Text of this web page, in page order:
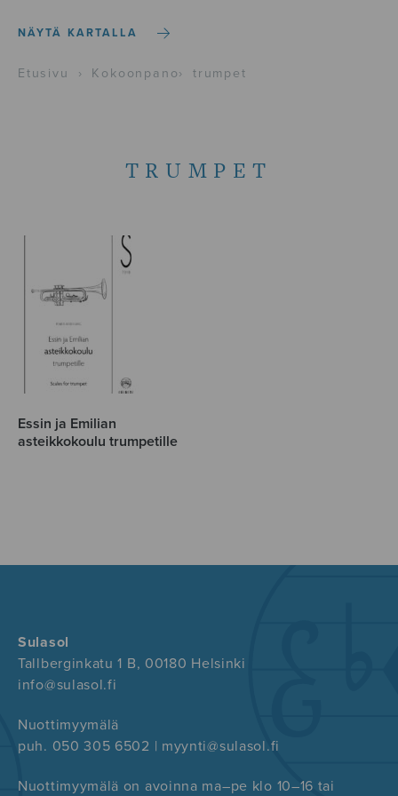
NÄYTÄ KARTALLA
Etusivu › Kokoonpano› trumpet
TRUMPET
Essin ja Emilian
asteikkokoulu trumpetille
Sulasol
Tallberginkatu 1 B, 00180 Helsinki
info@sulasol.fi
Nuottimyymälä
puh. 050 305 6502 | myynti@sulasol.fi
Nuottimyymälä on avoinna ma–pe klo 10–16 tai